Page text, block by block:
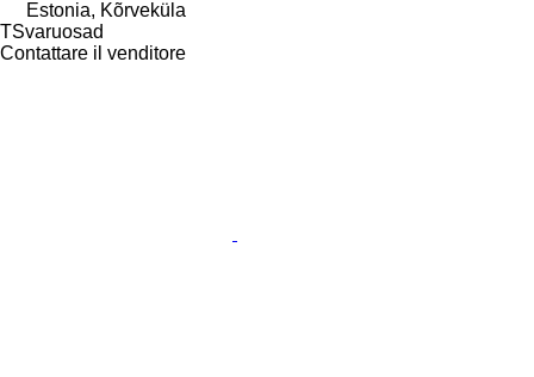
Estonia, Kõrveküla
TSvaruosad
Contattare il venditore